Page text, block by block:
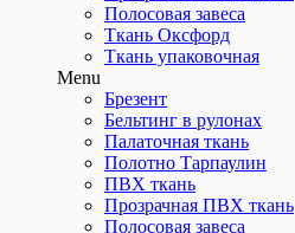
Полосовая завеса
Ткань Оксфорд
Ткань упаковочная
Menu
Брезент
Бельтинг в рулонах
Палаточная ткань
Полотно Тарпаулин
ПВХ ткань
Прозрачная ПВХ ткань
Полосовая завеса